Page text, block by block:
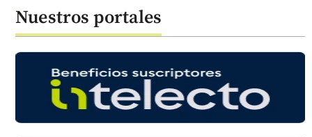
Nuestros portales